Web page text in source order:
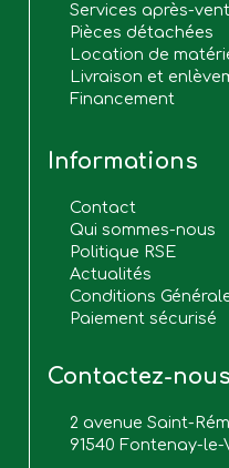
Services après-
Pièces détachées
Location de
Livraison et
Financement
Informations
Contact
Qui sommes-nous
Politique RSE
Actualités
Conditions
Paiement sécurisé
Contactez-nous
2 avenue Saint-
91540 Fontenay-le-